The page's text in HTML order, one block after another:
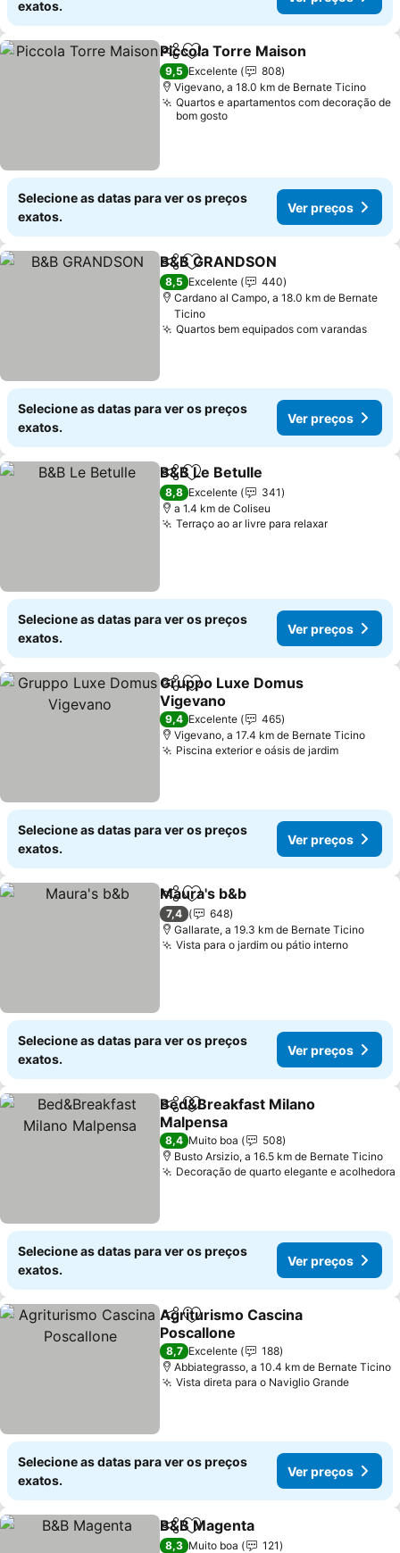
exatos.
PartilharAdicionar aos favoritos
Piccola Torre Maison
9,5 Excelente
808
Vigevano, a 18.0 km de Bernate Ticino
Quartos e apartamentos com decoração de
bom gosto
Selecione as datas para ver os preços
exatos.
Ver preços
PartilharAdicionar aos favoritos
B&B GRANDSON
8,5 Excelente
440
Cardano al Campo, a 18.0 km de Bernate
Ticino
Quartos bem equipados com varandas
Selecione as datas para ver os preços
exatos.
Ver preços
PartilharAdicionar aos favoritos
B&B Le Betulle
8,8 Excelente
341
a 1.4 km de Coliseu
Terraço ao ar livre para relaxar
Selecione as datas para ver os preços
exatos.
Ver preços
PartilharAdicionar aos favoritos
Gruppo Luxe Domus
Vigevano
9,4 Excelente
465
Vigevano, a 17.4 km de Bernate Ticino
Piscina exterior e oásis de jardim
Selecione as datas para ver os preços
exatos.
Ver preços
PartilharAdicionar aos favoritos
Maura's b&b
7,4
648
Gallarate, a 19.3 km de Bernate Ticino
Vista para o jardim ou pátio interno
Selecione as datas para ver os preços
exatos.
Ver preços
PartilharAdicionar aos favoritos
Bed&Breakfast Milano
Malpensa
8,4 Muito boa
508
Busto Arsizio, a 16.5 km de Bernate Ticino
Decoração de quarto elegante e acolhedora
Selecione as datas para ver os preços
exatos.
Ver preços
PartilharAdicionar aos favoritos
Agriturismo Cascina
Poscallone
8,7 Excelente
188
Abbiategrasso, a 10.4 km de Bernate Ticino
Vista direta para o Naviglio Grande
Selecione as datas para ver os preços
exatos.
Ver preços
PartilharAdicionar aos favoritos
B&B Magenta
8,3 Muito boa
121